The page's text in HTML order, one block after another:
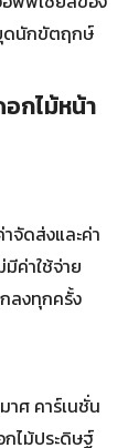
ดนักขัตฤกษ์
กไม้หน้า
จัดส่งและค่า
ค่าใช้จ่าย
ลงทุกครั้ง
ศ คาร์เนชั่น
ไม้ประดิษฐ์